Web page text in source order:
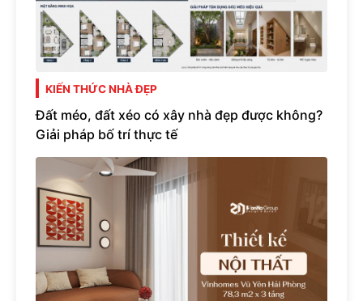
KIẾN THỨC NHÀ ĐẸP
Đất méo, đất xéo có xây nhà đẹp được không?
Giải pháp bố trí thực tế